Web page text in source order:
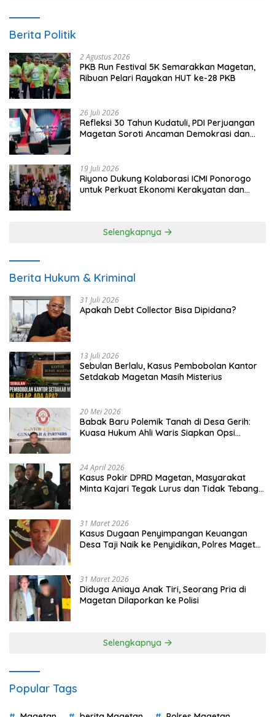
Berita Politik
2 Agustus 2026
PKB Run Festival 5K Semarakkan Magetan,
Ribuan Pelari Rayakan HUT ke-28 PKB
26 Juli 2026
Refleksi 30 Tahun Kudatuli, PDI Perjuangan
Magetan Soroti Ancaman Demokrasi dan
19 Juli 2026
Riyono Dukung Kolaborasi ICMI Ponorogo
untuk Perkuat Ekonomi Kerakyatan dan
Selengkapnya
Berita Hukum & Kriminal
31 Juli 2026
Apakah Debt Collector Bisa Dipidana?
13 Juli 2026
Sebulan Berlalu, Kasus Pembobolan Kantor
Setdakab Magetan Masih Misterius
20 Mei 2026
Babak Baru Polemik Tanah di Desa Gerih:
Kuasa Hukum Ahli Waris Siapkan Opsi
24 April 2026
Kasus Pokir DPRD Magetan, Masyarakat
Minta Kajari Tegak Lurus dan Tidak Tebang
31 Maret 2026
Kasus Dugaan Penyimpangan Keuangan
Desa Taji Naik ke Penyidikan, Polres Magetan
31 Maret 2026
Diduga Aniaya Anak Tiri, Seorang Pria di
Magetan Dilaporkan ke Polisi
Selengkapnya
Popular Tags